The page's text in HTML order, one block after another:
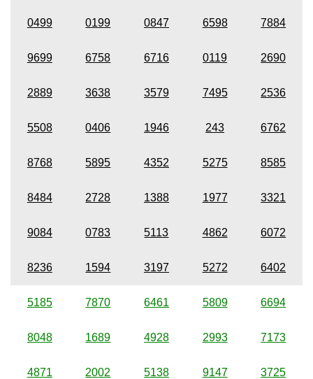
0499 0199 0847 6598 7884
9699 6758 6716 0119 2690
2889 3638 3579 7495 2536
5508 0406 1946 243 6762
8768 5895 4352 5275 8585
8484 2728 1388 1977 3321
9084 0783 5113 4862 6072
8236 1594 3197 5272 6402
5185 7870 6461 5809 6694
8048 1689 4928 2993 7173
4871 2002 5138 9147 3725